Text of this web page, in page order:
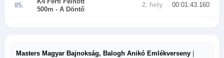
85.
500m - A Döntő
2. hely 00:01:43.160
Masters Magyar Bajnokság, Balogh Anikó Emlékverseny |